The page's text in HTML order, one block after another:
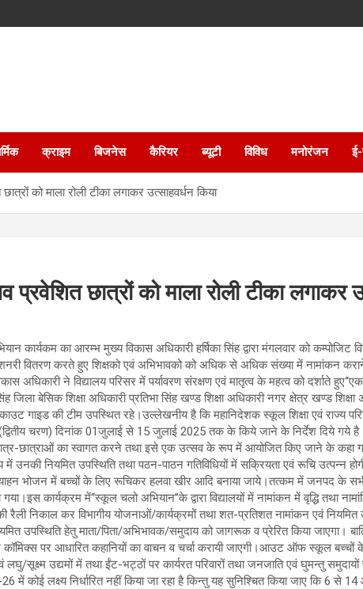
क्राइम बिजनेस कैरियर ब्यूटी विविध मनोरंजन
को माला रोली टीका लगाकर उत्साहवर्धन किया
छात्रों को माला रोली टीका लगाकर
कार्यकम का आरम्भ मुख्य विकास अधिकारी हर्षिका सिंह द्वारा मंगलवार को कम्पोजिट
वितरण करते हुए शिक्षको एवं अभिभावको को अधिक से अधिक संख्या में नामांकन
अधिकारी ने विद्यालय परिसर में पर्यावरण संरक्षण एवं मातृत्व के महत्व को दर्शाते
जिला बेसिक शिक्षा अधिकारी प्रतिभा सिंह खण्ड शिक्षा अधिकारी नगर क्षेत्र खण्ड
गाइड की टीम उपस्थित रहे।उल्लेखनीय है कि महानिदेशक स्कूल शिक्षा एवं राज्य
चरण) दिनांक 01जुलाई से 15 जुलाई 2025 तक के किये जाने के निर्देश दिये
छात्र-छात्राओं का स्वागत करने तथा इसे एक उत्सव के रूप में आयोजित किए जाने के
उनकी नियमित उपस्थिति तथा पठन-पाठन गतिविधियों में सक्रियता एवं रूचि उत्पन्न
भोजन में बच्चों के लिए रूचिकर हलवा खीर आदि बनाया जाये।तत्कम में जनपद के सभी
कार्यक्रम में‘‘स्कूल चलो अभियान’’के द्वारा विद्यालयों में नामांकन में वृद्धि तथा
की रैली निकाल कर विभागीय योजनाओं/कार्यक्रमों तथा शत-प्रतिशत नामांकन एवं
उपस्थिति हेतु माता/पिता/अभिभावक/समुदाय को जागरूक व प्रेरित किया
कॉमिक्स पर आधारित कहानियों का वाचन व चर्चा करायी जाएगी।आउट ऑफ स्कूल
लघु/सूक्ष्म उद्यमों में तथा ईंट-भट्ठों पर कार्यरत परिवारों तथा जनजाति एवं घुमन्तु
में कोई लक्ष्य निर्धारित नहीं किया जा रहा है किन्तु यह सुनिश्चित किया जाए कि 6 से